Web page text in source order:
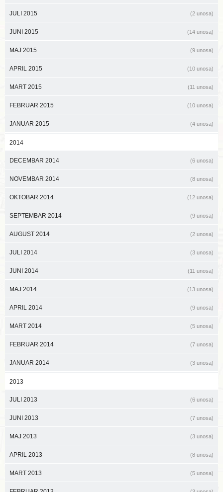
JULI 2015 (2 unosa)
JUNI 2015 (14 unosa)
MAJ 2015 (9 unosa)
APRIL 2015 (10 unosa)
MART 2015 (11 unosa)
FEBRUAR 2015 (10 unosa)
JANUAR 2015 (4 unosa)
2014
DECEMBAR 2014 (6 unosa)
NOVEMBAR 2014 (8 unosa)
OKTOBAR 2014 (12 unosa)
SEPTEMBAR 2014 (9 unosa)
AUGUST 2014 (2 unosa)
JULI 2014 (3 unosa)
JUNI 2014 (11 unosa)
MAJ 2014 (13 unosa)
APRIL 2014 (9 unosa)
MART 2014 (5 unosa)
FEBRUAR 2014 (7 unosa)
JANUAR 2014 (3 unosa)
2013
JULI 2013 (6 unosa)
JUNI 2013 (7 unosa)
MAJ 2013 (3 unosa)
APRIL 2013 (8 unosa)
MART 2013 (5 unosa)